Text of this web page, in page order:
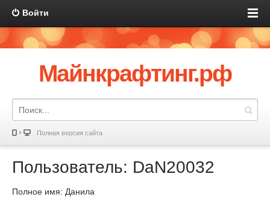
Войти
Майнкрафтинг.рф
Полная версия сайта
Пользователь: DaN20032
Полное имя: Данила